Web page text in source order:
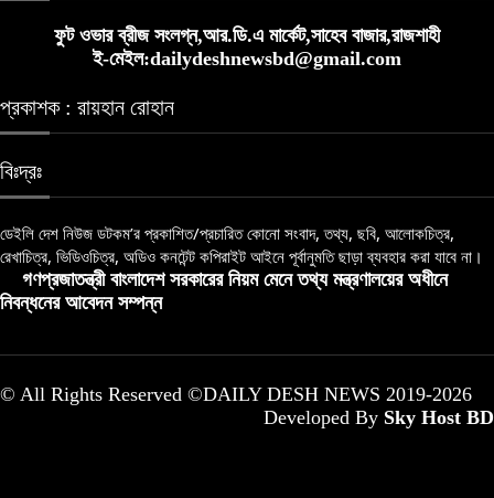
ফুট ওভার ব্রীজ সংলগ্ন,আর.ডি.এ মার্কেট,সাহেব বাজার,রাজশাহী
ই-মেইল:dailydeshnewsbd@gmail.com
প্রকাশক : রায়হান রোহান
বিঃদ্রঃ
ডেইলি দেশ নিউজ ডটকম’র প্রকাশিত/প্রচারিত কোনো সংবাদ, তথ্য, ছবি, আলোকচিত্র,
রেখাচিত্র, ভিডিওচিত্র, অডিও কনটেন্ট কপিরাইট আইনে পূর্বানুমতি ছাড়া ব্যবহার করা যাবে না।
গণপ্রজাতন্ত্রী বাংলাদেশ সরকারের নিয়ম মেনে তথ্য মন্ত্রণালয়ের অধীনে
নিবন্ধনের আবেদন সম্পন্ন
© All Rights Reserved ©DAILY DESH NEWS 2019-2026
Developed By Sky Host BD